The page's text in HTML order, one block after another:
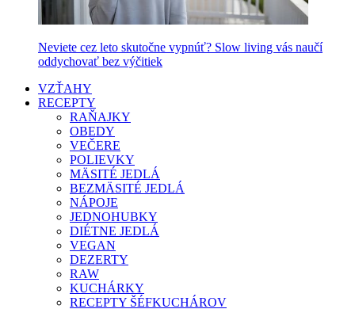
Neviete cez leto skutočne vypnúť? Slow living vás naučí
oddychovať bez výčitiek
VZŤAHY
RECEPTY
RAŇAJKY
OBEDY
VEČERE
POLIEVKY
MÄSITÉ JEDLÁ
BEZMÄSITÉ JEDLÁ
NÁPOJE
JEDNOHUBKY
DIÉTNE JEDLÁ
VEGAN
DEZERTY
RAW
KUCHÁRKY
RECEPTY ŠÉFKUCHÁROV